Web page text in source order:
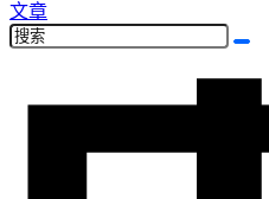
文章